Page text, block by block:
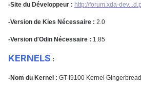
-Site du Développeur : http://forum.xda-
-Version de Kies Nécessaire : 2.0
-Version d'Odin Nécessaire : 1.85
KERNELS :
-Nom du Kernel : GT-I9100 Kernel